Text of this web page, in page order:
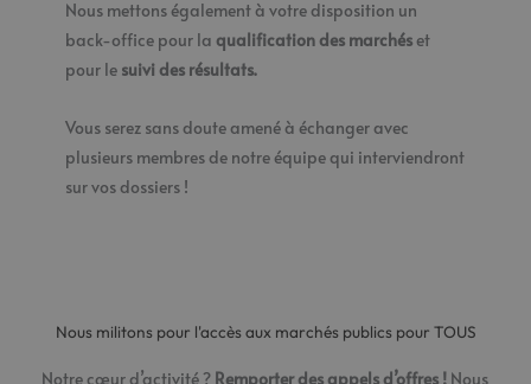
Nous mettons également à votre disposition un
back-office pour la qualification des marchés et
pour le suivi des résultats.
Vous serez sans doute amené à échanger avec
plusieurs membres de notre équipe qui interviendront
sur vos dossiers !
Nous militons pour l'accès aux marchés publics pour TOUS
Notre cœur d’activité ? Remporter des appels d’offres ! Nous